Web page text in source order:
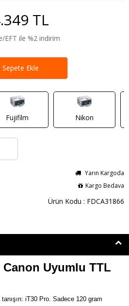
TL
EFT ile %2 indirim
Fujifilm Nikon
Yarın Kargoda
Kargo Bedava
Ürün Kodu : FDCA31866
Sepete Ekle
Uyumlu TTL
iT30 Pro. Sadece 120 gram